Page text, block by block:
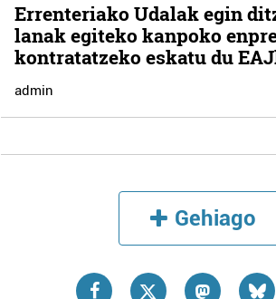
Errenteriako Udalak egin
lanak egiteko kanpoko
kontratatzeko eskatu du
admin
Gehiago